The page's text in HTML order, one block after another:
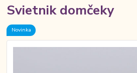
Svietnik domčeky
Novinka